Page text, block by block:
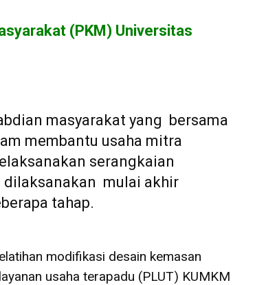
(PKM) Universitas
masyarakat yang bersama
membantu usaha mitra
serangkaian
mulai akhir
tahap.
modifikasi desain kemasan
usaha terapadu (PLUT) KUMKM